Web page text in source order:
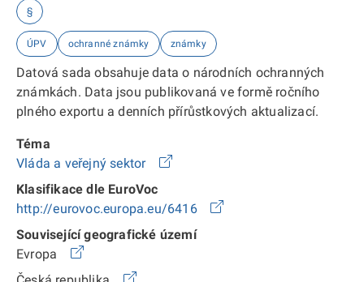
§
ÚPV ochranné známky známky
Datová sada obsahuje data o národních ochranných
známkách. Data jsou publikovaná ve formě ročního
plného exportu a denních přírůstkových aktualizací.
Téma
Vláda a veřejný sektor
Klasifikace dle EuroVoc
http://eurovoc.europa.eu/6416
Související geografické území
Evropa